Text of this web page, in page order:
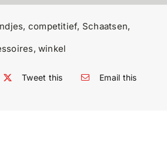
, competitief, Schaatsen,
, winkel
Tweet this Email this